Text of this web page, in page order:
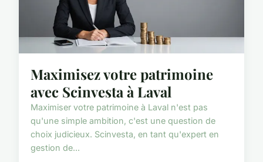
Maximisez votre patrimoine
avec Scinvesta à Laval
Maximiser votre patrimoine à Laval n'est pas
qu'une simple ambition, c'est une question de
choix judicieux. Scinvesta, en tant qu'expert en
gestion de...